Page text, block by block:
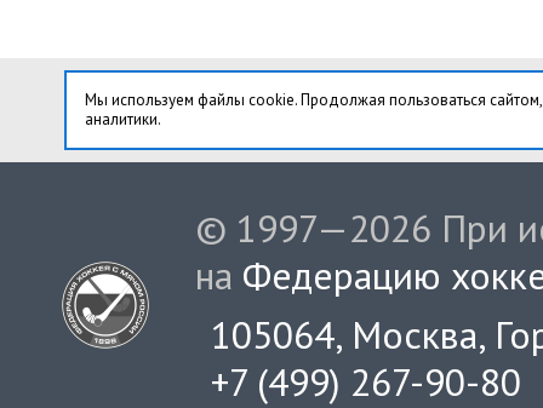
Мы используем файлы cookie. Продолжая пользоваться
аналитики.
© 1997—2026 При
на Федерацию
105064, Москва,
+7 (499) 267-90-80